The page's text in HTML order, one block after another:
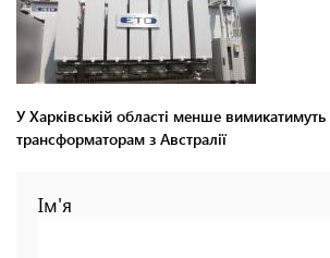
У Харківській області менше вимикатимуть
трансформаторам з Австралії
Ім'я